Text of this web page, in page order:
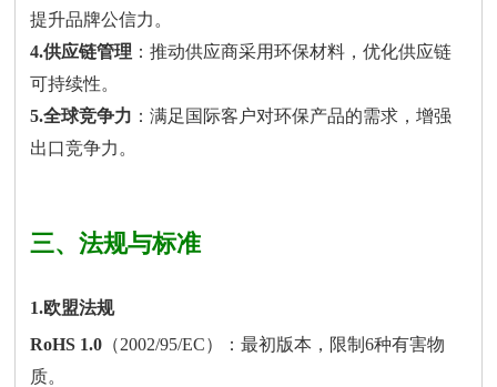
提升品牌公信力。
4.供应链管理 ：推动供应商采用环保材料，优化供应链
可持续性。
5.全球竞争力 ：满足国际客户对环保产品的需求，增强
出口竞争力。
三、法规与标准
1.欧盟法规
RoHS 1.0 （2002/95/EC）：最初版本，限制6种有害物
质。